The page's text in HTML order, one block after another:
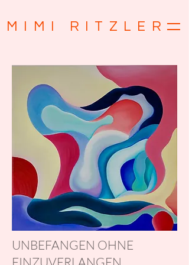
MIMI RITZLER
UNBEFANGEN OHNE